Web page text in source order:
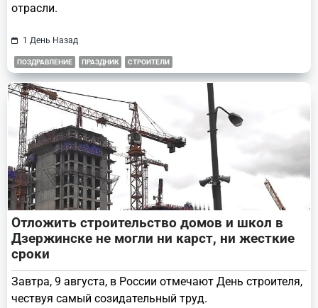
отрасли.
1 День Назад
ПОЗДРАВЛЕНИЕ ПРАЗДНИК СТРОИТЕЛИ
Отложить строительство домов и школ в
Дзержинске не могли ни карст, ни жесткие
сроки
Завтра, 9 августа, в России отмечают День строителя,
чествуя самый созидательный труд.